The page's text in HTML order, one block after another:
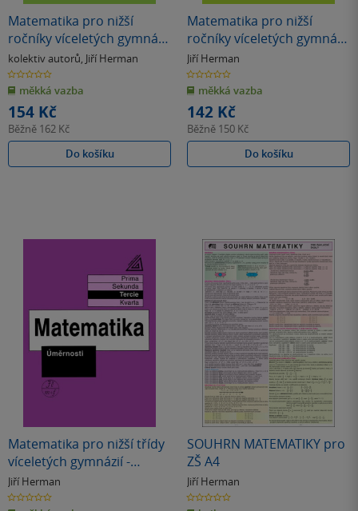
Matematika pro nižší
ročníky víceletých gymnázií
- Úvodní opakování
kolektiv autorů, Jiří Herman
0.0
z
5
hvězdiček
měkká vazba
154 Kč
Běžně 162 Kč
Do košíku
Matematika pro nižší
ročníky víceletých gymnázií
- Dělitelnost
Jiří Herman
0.0
z
5
hvězdiček
měkká vazba
142 Kč
Běžně 150 Kč
Do košíku
Matematika pro nižší třídy
víceletých gymnázií -
Úměrnosti
Jiří Herman
0.0
z
SOUHRN MATEMATIKY pro
ZŠ A4
Jiří Herman
0.0
z